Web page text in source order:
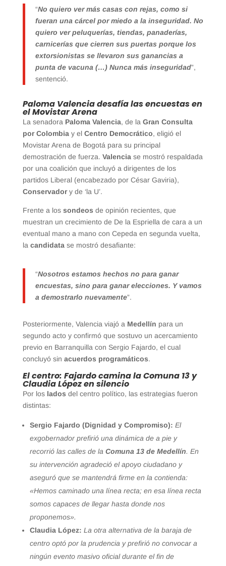
“No quiero ver más casas con rejas, como si
fueran una cárcel por miedo a la inseguridad. No
quiero ver peluquerías, tiendas, panaderías,
carnicerías que cierren sus puertas porque los
extorsionistas se llevaron sus ganancias a
punta de vacuna (…) Nunca más inseguridad”,
sentenció.
Paloma Valencia desafía las encuestas en
el Movistar Arena
La senadora Paloma Valencia, de la Gran Consulta
por Colombia y el Centro Democrático, eligió el
Movistar Arena de Bogotá para su principal
demostración de fuerza. Valencia se mostró respaldada
por una coalición que incluyó a dirigentes de los
partidos Liberal (encabezado por César Gaviria),
Conservadory de ‘la U’.
Frente a los sondeos de opinión recientes, que
muestran un crecimiento de De la Espriella de cara a un
eventual mano a mano con Cepeda en segunda vuelta,
la candidata se mostró desafiante:
“Nosotros estamos hechos no para ganar
encuestas, sino para ganar elecciones. Y vamos
a demostrarlo nuevamente”.
Posteriormente, Valencia viajó a Medellín para un
segundo acto y confirmó que sostuvo un acercamiento
previo en Barranquilla con Sergio Fajardo, el cual
concluyó sin acuerdos programáticos.
El centro: Fajardo camina la Comuna 13 y
Claudia López en silencio
Por los lados del centro político, las estrategias fueron
distintas:
Sergio Fajardo (Dignidad y Compromiso): El
exgobernador prefirió una dinámica de a pie y
recorrió las calles de la Comuna 13 de Medellín. En
su intervención agradeció el apoyo ciudadano y
aseguró que se mantendrá firme en la contienda:
«Hemos caminado una línea recta; en esa línea recta
somos capaces de llegar hasta donde nos
proponemos».
Claudia López: La otra alternativa de la baraja de
centro optó por la prudencia y prefirió no convocar a
ningún evento masivo oficial durante el fin de